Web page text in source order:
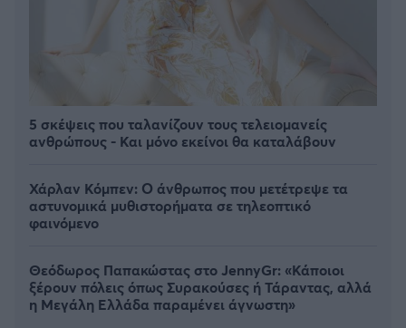
5 σκέψεις που ταλανίζουν τους τελειομανείς
ανθρώπους - Και μόνο εκείνοι θα καταλάβουν
Χάρλαν Κόμπεν: Ο άνθρωπος που μετέτρεψε τα
αστυνομικά μυθιστορήματα σε τηλεοπτικό
φαινόμενο
Θεόδωρος Παπακώστας στο JennyGr: «Κάποιοι
ξέρουν πόλεις όπως Συρακούσες ή Τάραντας, αλλά
η Μεγάλη Ελλάδα παραμένει άγνωστη»